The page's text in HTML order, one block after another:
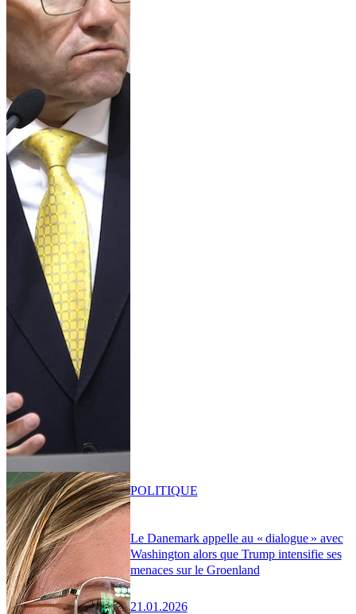
Le Danemark appelle au « dialogue » avec
Washington alors que Trump intensifie ses
menaces sur le Groenland
21.01.2026
POLITIQUE